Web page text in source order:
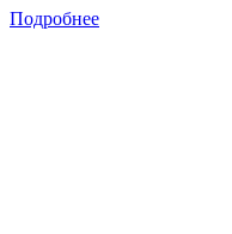
Подробнее